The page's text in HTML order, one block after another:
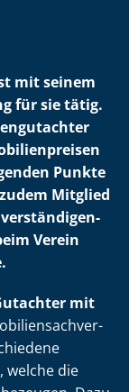
mit seinem
für sie tätig.
Punkte
Mitglied
Verein
mit
welche die